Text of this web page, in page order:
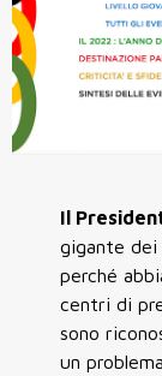
Il
gigante
perché
centri di
sono
un